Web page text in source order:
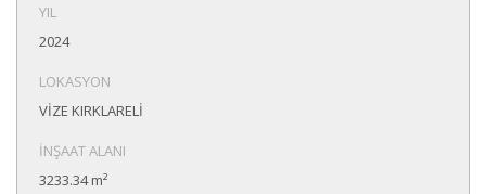
YIL
2024
LOKASYON
VİZE KIRKLARELİ
İNŞAAT ALANI
3233.34 m²